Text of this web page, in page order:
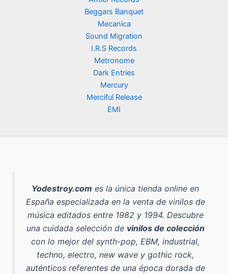
Beggars Banquet
Mecanica
Sound Migration
I.R.S Records
Metronome
Dark Entries
Mercury
Merciful Release
EMI
Yodestroy.com es la única tienda online en
España especializada en la venta de vinilos de
música editados entre 1982 y 1994. Descubre
una cuidada selección de vinilos de colección
con lo mejor del synth-pop, EBM, industrial,
techno, electro, new wave y gothic rock,
auténticos referentes de una época dorada de